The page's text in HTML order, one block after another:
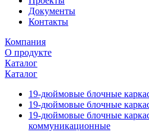
Документы
Контакты
Компания
О продукте
Каталог
Каталог
19-дюймовые блочные
19-дюймовые блочные
19-дюймовые блочные
коммуникационные